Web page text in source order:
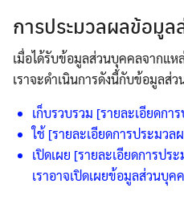
การประมวลผลข้อมู
เมื่อได้รับข้อมูลส่วนบุคคลจากแ
เราจะดำเนินการดังนี้กับข้อมูลส่
เก็บรวบรวม [รายละเอียดกา
ใช้ [รายละเอียดการประมวล
เปิดเผย [รายละเอียดการป
เราอาจเปิดเผยข้อมูลส่วนบุ